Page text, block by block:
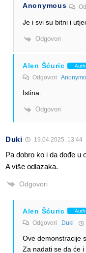
Anonymous
Je i svi su bitni i
Odgovori
Alen Šćuric
Odgovori
Istina.
Odgovori
Duki 19.04.2025. 13:44
Pa dobro ko i da dođe u
A više odlazaka.
Odgovori
Alen Šćuric
Odgovori Duki
Ove demonstracije
Za nadati se da će i